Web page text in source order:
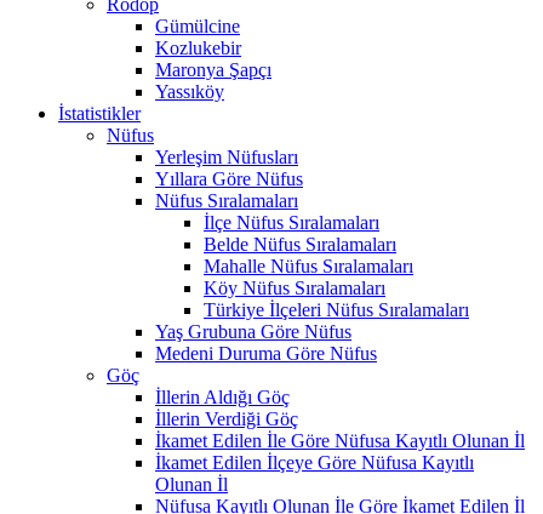
Rodop
Gümülcine
Kozlukebir
Maronya Şapçı
Yassıköy
İstatistikler
Nüfus
Yerleşim Nüfusları
Yıllara Göre Nüfus
Nüfus Sıralamaları
İlçe Nüfus Sıralamaları
Belde Nüfus Sıralamaları
Mahalle Nüfus Sıralamaları
Köy Nüfus Sıralamaları
Türkiye İlçeleri Nüfus Sıralamaları
Yaş Grubuna Göre Nüfus
Medeni Duruma Göre Nüfus
Göç
İllerin Aldığı Göç
İllerin Verdiği Göç
İkamet Edilen İle Göre Nüfusa Kayıtlı Olunan İl
İkamet Edilen İlçeye Göre Nüfusa Kayıtlı
Olunan İl
Nüfusa Kayıtlı Olunan İle Göre İkamet Edilen İl